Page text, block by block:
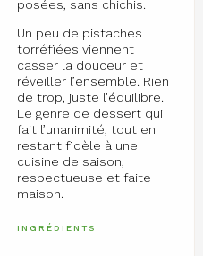
posées, sans chichis.
Un peu de pistaches
torréfiées viennent
casser la douceur et
réveiller l’ensemble. Rien
de trop, juste l’équilibre.
Le genre de dessert qui
fait l’unanimité, tout en
restant fidèle à une
cuisine de saison,
respectueuse et faite
maison.
INGRÉDIENTS